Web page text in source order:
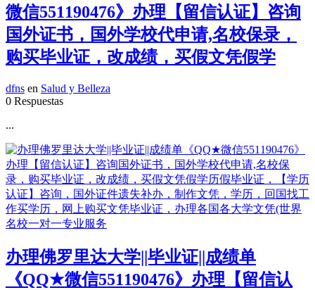
微信551190476》办理【留信认证】咨询
国外证书，国外学校代申请,名校保录，
购买毕业证，改成绩，买假文凭假学
dfns en Salud y Belleza
0 Respuestas
...
办理佛罗里达大学||毕业证||成绩单
《QQ★微信551190476》办理【留信认